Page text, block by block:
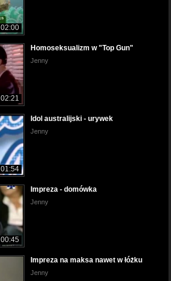
02:00
02:21
Homoseksualizm w "Top Gun"
Jenny
01:54
Idol australijski - urywek
Jenny
00:45
Impreza - domówka
Jenny
Impreza na maksa nawet w łóżku
Jenny